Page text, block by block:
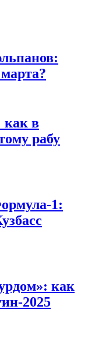
как в
рабу
1:
как
2025